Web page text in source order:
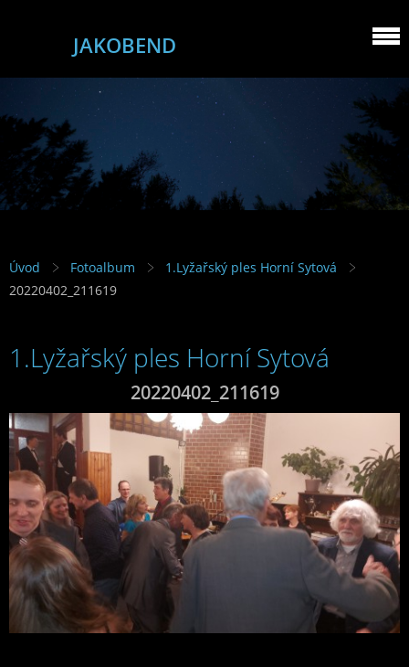
JAKOBEND
Úvod Fotoalbum
1.Lyžařský ples Horní Sytová
20220402_211619
1.Lyžařský ples Horní Sytová
20220402_211619